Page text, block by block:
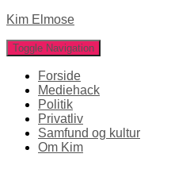
Kim Elmose
Toggle Navigation
Forside
Mediehack
Politik
Privatliv
Samfund og kultur
Om Kim